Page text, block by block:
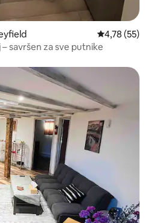
Prosječna
4,78 (55)
savršen za sve putnike